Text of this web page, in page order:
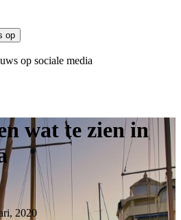
op
op sociale media
wat te zien in
2020